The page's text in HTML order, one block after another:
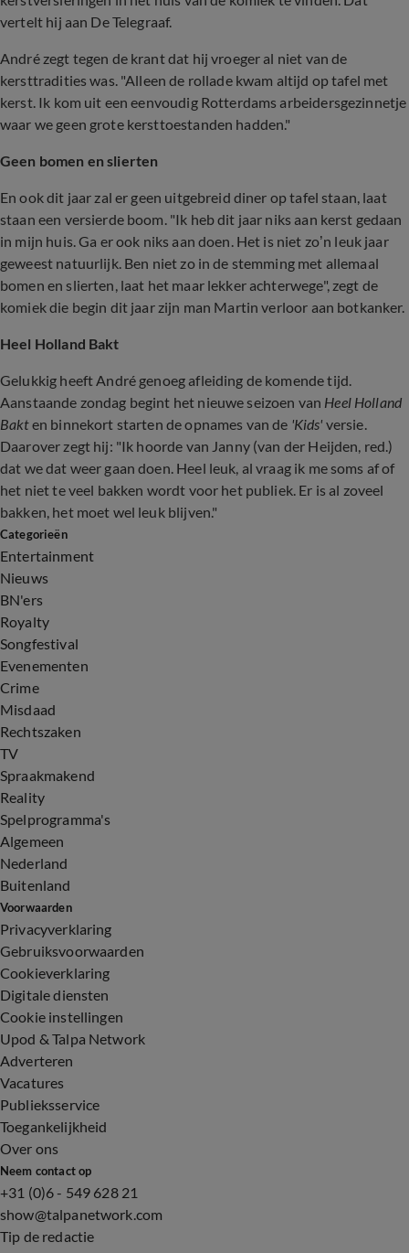
vertelt hij aan De Telegraaf.
André zegt tegen de krant dat hij vroeger al niet van de
kersttradities was. "Alleen de rollade kwam altijd op tafel met
kerst. Ik kom uit een eenvoudig Rotterdams arbeidersgezinnetje
waar we geen grote kersttoestanden hadden."
Geen bomen en slierten
En ook dit jaar zal er geen uitgebreid diner op tafel staan, laat
staan een versierde boom. "Ik heb dit jaar niks aan kerst gedaan
in mijn huis. Ga er ook niks aan doen. Het is niet zo’n leuk jaar
geweest natuurlijk. Ben niet zo in de stemming met allemaal
bomen en slierten, laat het maar lekker achterwege", zegt de
komiek die begin dit jaar zijn man Martin verloor aan botkanker.
Heel Holland Bakt
Gelukkig heeft André genoeg afleiding de komende tijd.
Aanstaande zondag begint het nieuwe seizoen van Heel Holland
Bakten binnekort starten de opnames van de 'Kids' versie.
Daarover zegt hij: "Ik hoorde van Janny (van der Heijden, red.)
dat we dat weer gaan doen. Heel leuk, al vraag ik me soms af of
het niet te veel bakken wordt voor het publiek. Er is al zoveel
bakken, het moet wel leuk blijven."
Categorieën
Entertainment
Nieuws
BN'ers
Royalty
Songfestival
Evenementen
Crime
Misdaad
Rechtszaken
TV
Spraakmakend
Reality
Spelprogramma's
Algemeen
Nederland
Buitenland
Voorwaarden
Privacyverklaring
Gebruiksvoorwaarden
Cookieverklaring
Digitale diensten
Cookie instellingen
Upod & Talpa Network
Adverteren
Vacatures
Publieksservice
Toegankelijkheid
Over ons
Neem contact op
+31 (0)6 - 549 628 21
show@talpanetwork.com
Tip de redactie